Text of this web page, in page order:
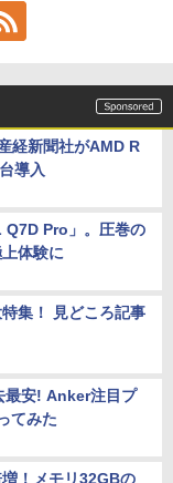
経新聞社がAMD R
導入
Q7D Pro」。圧巻の
体験に
集！ 見どころ記事
最安! Anker注目プ
てみた
！メモリ32GBの